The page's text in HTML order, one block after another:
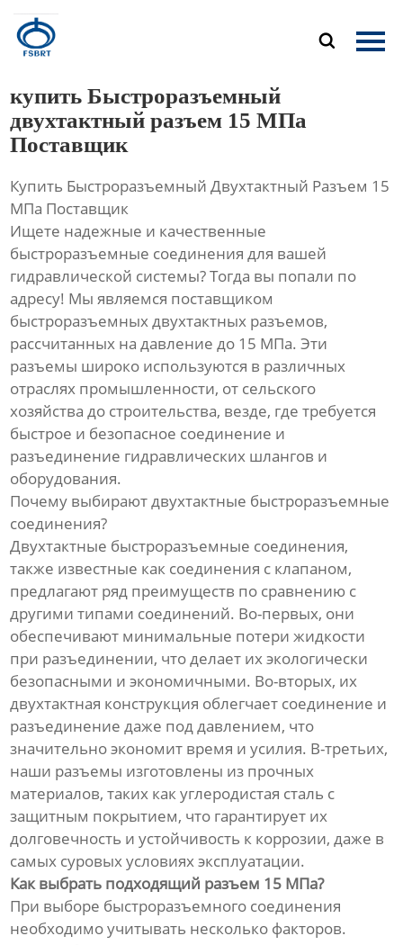

Главная
Контакты
купить Быстроразъемный
двухтактный разъем 15 МПа
Поставщик
Купить Быстроразъемный Двухтактный Разъем 15
МПа Поставщик
Ищете надежные и качественные
быстроразъемные соединения для вашей
гидравлической системы? Тогда вы попали по
адресу! Мы являемся поставщиком
быстроразъемных двухтактных разъемов,
рассчитанных на давление до 15 МПа. Эти
разъемы широко используются в различных
отраслях промышленности, от сельского
хозяйства до строительства, везде, где требуется
быстрое и безопасное соединение и
разъединение гидравлических шлангов и
оборудования.
Почему выбирают двухтактные быстроразъемные
соединения?
Двухтактные быстроразъемные соединения,
также известные как соединения с клапаном,
предлагают ряд преимуществ по сравнению с
другими типами соединений. Во-первых, они
обеспечивают минимальные потери жидкости
при разъединении, что делает их экологически
безопасными и экономичными. Во-вторых, их
двухтактная конструкция облегчает соединение и
разъединение даже под давлением, что
значительно экономит время и усилия. В-третьих,
наши разъемы изготовлены из прочных
материалов, таких как углеродистая сталь с
защитным покрытием, что гарантирует их
долговечность и устойчивость к коррозии, даже в
самых суровых условиях эксплуатации.
Как выбрать подходящий разъем 15 МПа?
При выборе быстроразъемного соединения
необходимо учитывать несколько факторов.